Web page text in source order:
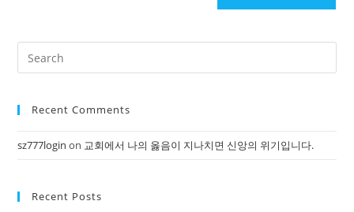
Recent Comments
sz777login on 교회에서 나의 옳음이 지나치면 신앙의 위기입니다.
Recent Posts